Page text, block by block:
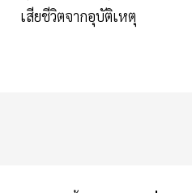
เสียชีวิตจากอุบัติเหตุ